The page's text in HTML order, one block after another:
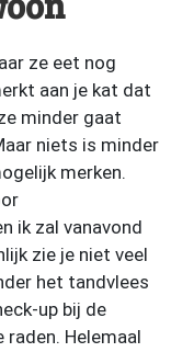
ze eet nog
aan je kat dat
minder gaat
niets is minder
merken.
ik zal vanavond
zie je niet veel
het tandvlees
up bij de
Helemaal